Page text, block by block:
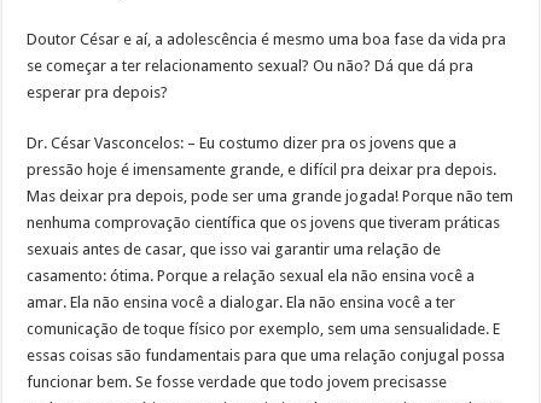
Doutor César e aí, a adolescência é mesmo uma boa fase da vida pra
se começar a ter relacionamento sexual? Ou não? Dá que dá pra
esperar pra depois?
Dr. César Vasconcelos: – Eu costumo dizer pra os jovens que a
pressão hoje é imensamente grande, e difícil pra deixar pra depois.
Mas deixar pra depois, pode ser uma grande jogada! Porque não tem
nenhuma comprovação científica que os jovens que tiveram práticas
sexuais antes de casar, que isso vai garantir uma relação de
casamento: ótima. Porque a relação sexual ela não ensina você a
amar. Ela não ensina você a dialogar. Ela não ensina você a ter
comunicação de toque físico por exemplo, sem uma sensualidade. E
essas coisas são fundamentais para que uma relação conjugal possa
funcionar bem. Se fosse verdade que todo jovem precisasse